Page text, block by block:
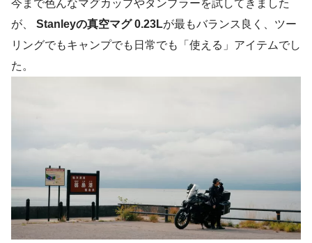
今まで色んなマグカップやタンブラーを試してきました
が、 Stanleyの真空マグ 0.23Lが最もバランス良く、ツー
リングでもキャンプでも日常でも「使える」アイテムでし
た。